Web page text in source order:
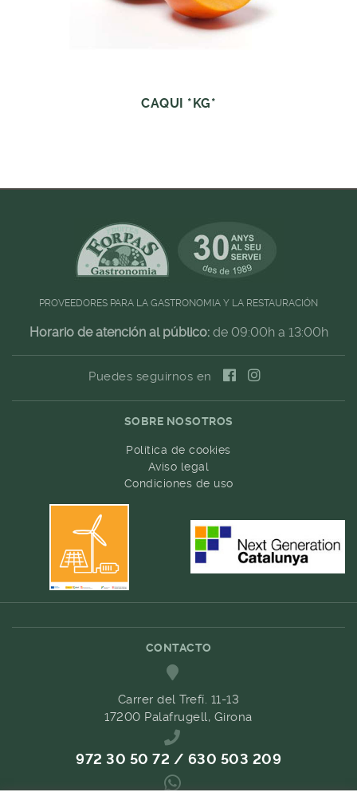
CAQUI *KG*
PROVEEDORES PARA LA GASTRONOMIA Y LA RESTAURACIÓN
Horario de atención al público:de 09:00h a 13:00h
Puedes seguirnos en
SOBRE NOSOTROS
Política de cookies
Aviso legal
Condiciones de uso
CONTACTO
Carrer del Trefí. 11-13
17200 Palafrugell, Girona
972 30 50 72 / 630 503 209